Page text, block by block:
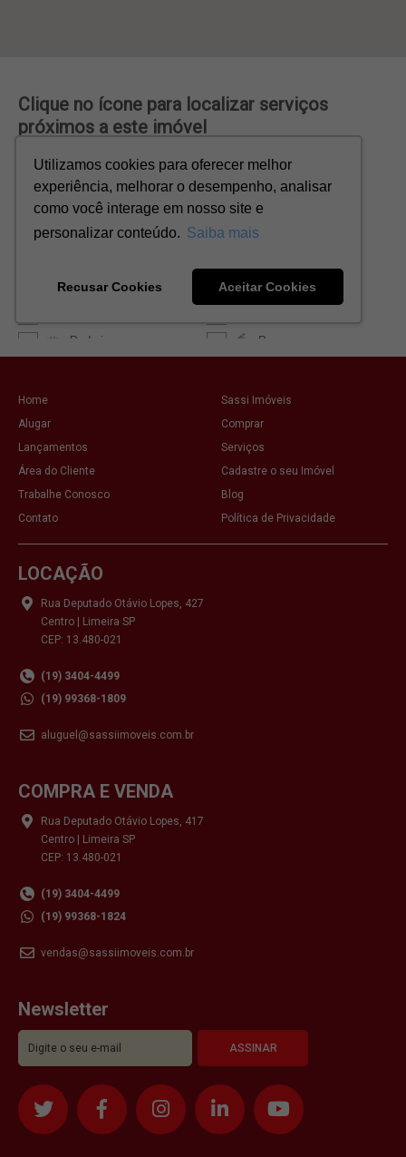
Home
Sassi Imóveis
Alugar
Comprar
Lançamentos
Serviços
Área do Cliente
Cadastre o seu Imóvel
Trabalhe Conosco
Blog
Contato
Política de Privacidade
LOCAÇÃO
Rua Deputado Otávio Lopes, 427
Centro | Limeira SP
CEP: 13.480-021
(19) 3404-4499
(19) 99368-1809
aluguel@sassiimoveis.com.br
COMPRA E VENDA
Rua Deputado Otávio Lopes, 417
Centro | Limeira SP
CEP: 13.480-021
(19) 3404-4499
(19) 99368-1824
vendas@sassiimoveis.com.br
Newsletter